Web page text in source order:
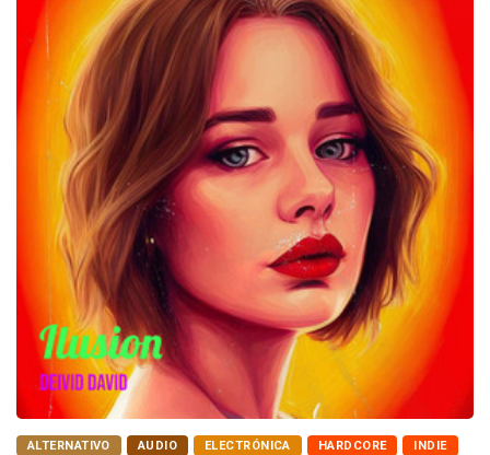
ALTERNATIVO AUDIO ELECTRÓNICA HARDCORE INDIE